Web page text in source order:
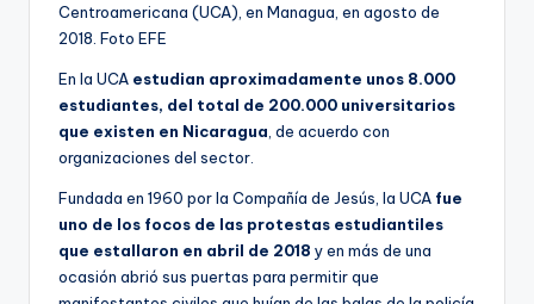
Centroamericana (UCA), en Managua, en agosto de
2018. Foto EFE
En la UCA estudian aproximadamente unos 8.000
estudiantes, del total de 200.000 universitarios
que existen en Nicaragua , de acuerdo con
organizaciones del sector.
Fundada en 1960 por la Compañía de Jesús, la UCA fue
uno de los focos de las protestas estudiantiles
que estallaron en abril de 2018 y en más de una
ocasión abrió sus puertas para permitir que